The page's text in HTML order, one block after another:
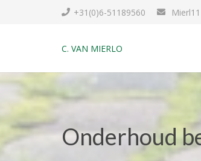
+31(0)6-51189560
C. VAN MIERLO
Onderhoud